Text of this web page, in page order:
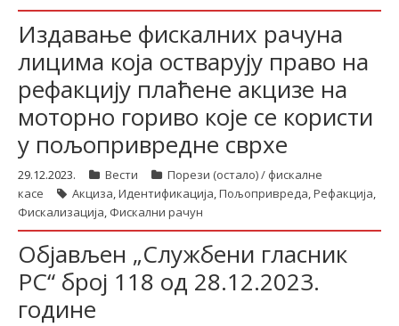
Пријава
latinica
Издавање фискалних рачуна
лицима која остварују право на
рефакцију плаћене акцизе на
моторно гориво које се користи
у пољопривредне сврхе
29.12.2023. Вести
Порези (остало) / фискалне
касе
Акциза,Идентификација,Пољопривреда,Рефакција,
Фискализација, Фискални рачун
Објављен „Службени гласник
РС“ број 118 од 28.12.2023.
године